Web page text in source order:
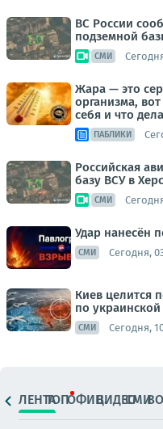
ВС России
подземной
СМИ
Жара — это
организма,
себя и что
ПАБЛИКИ
Российская
базу ВСУ в
СМИ
Удар нанесён
СМИ Сегодня,
Киев целится
по
СМИ Сегодня,
ЛЕНТАТОПОФИЦ.ВИДЕОСМИ